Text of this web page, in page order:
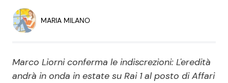
Economia
Persone Scomparse
Politica Reality e Talent
MARIA MILANO
Marco Liorni conferma le indiscrezioni: L'eredità
andrà in onda in estate su Rai 1 al posto di Affari